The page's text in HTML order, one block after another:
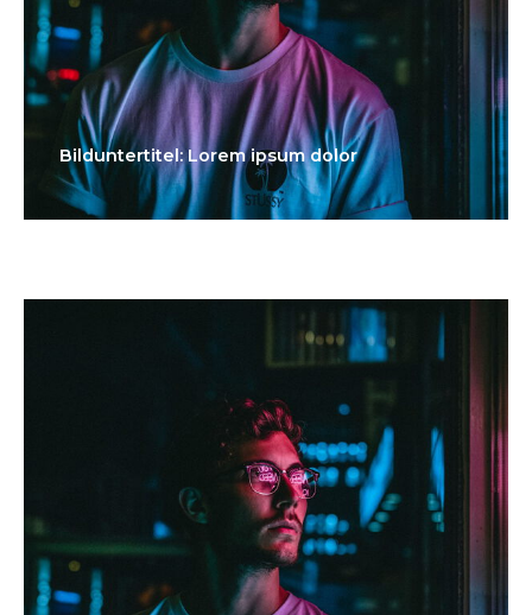
Bilduntertitel: Lorem ipsum dolor